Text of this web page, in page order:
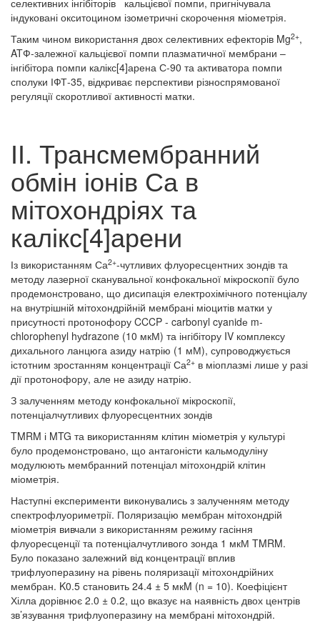
селективних інгібіторів кальцієвої помпи, пригнічувала
індуковані окситоцином ізометричні скорочення міометрія.
Таким чином використання двох селективних ефекторів Mg2+,
ATФ-залежної кальцієвої помпи плазматичної мембрани –
інгібітора помпи калікс[4]арена С-90 та активатора помпи
сполуки ІФТ-35, відкриває перспективи різноспрямованої
регуляції скоротливої активності матки.
ІІ. Трансмембранний
обмін іонів Са в
мітохондріях та
калікс[4]арени
Із використанням Са2+-чутливих флуоресцентних зондів та
методу лазерної сканувальної конфокальної мікроскопії було
продемонстровано, що дисипація електрохімічного потенціалу
на внутрішній мітохондрійній мембрані міоцитів матки у
присутності протонофору CCCP - carbonyl cyanidе m-
chlorophenyl hуdrazone (10 мкМ) та інгібітору IV комплексу
дихального ланцюга азиду натрію (1 мМ), супроводжується
істотним зростанням концентрації Са2+ в міоплазмі лише у разі
дії протонофору, але не азиду натрію.
З залученням методу конфокальної мікроскопії,
потенціалчутливих флуоресцентних зондів
TMRM і MTG та використанням клітин міометрія у культурі
було продемонстровано, що антагоністи кальмодуліну
модулюють мембранний потенціал мітохондрій клітин
міометрія.
Наступні експерименти виконувались з залученням методу
спектрофлуориметрії. Поляризацію мембран мітохондрій
міометрія вивчали з використанням режиму гасіння
флуоресценції та потенціалчутливого зонда 1 мкМ TMRM.
Було показано залежний від концентрації вплив
трифлуоперазину на рівень поляризації мітохондрійних
мембран. K0.5 становить 24.4 ± 5 мкM (n = 10). Коефіцієнт
Хілла дорівнює 2.0 ± 0.2, що вказує на наявність двох центрів
зв’язування трифлуоперазину на мембрані мітохондрій.